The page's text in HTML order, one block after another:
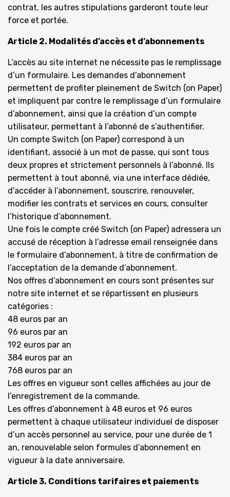
contrat, les autres stipulations garderont toute leur
force et portée.
Article 2. Modalités d’accès et d’abonnements
L’accès au site internet ne nécessite pas le remplissage
d’un formulaire. Les demandes d’abonnement
permettent de profiter pleinement de Switch (on Paper)
et impliquent par contre le remplissage d’un formulaire
d’abonnement, ainsi que la création d’un compte
utilisateur, permettant à l’abonné de s’authentifier.
Un compte Switch (on Paper) correspond à un
identifiant, associé à un mot de passe, qui sont tous
deux propres et strictement personnels à l’abonné. Ils
permettent à tout abonné, via une interface dédiée,
d’accéder à l’abonnement, souscrire, renouveler,
modifier les contrats et services en cours, consulter
l’historique d’abonnement.
Une fois le compte créé Switch (on Paper) adressera un
accusé de réception à l’adresse email renseignée dans
le formulaire d’abonnement, à titre de confirmation de
l’acceptation de la demande d’abonnement.
Nos offres d’abonnement en cours sont présentes sur
notre site internet et se répartissent en plusieurs
catégories :
48 euros par an
96 euros par an
192 euros par an
384 euros par an
768 euros par an
Les offres en vigueur sont celles affichées au jour de
l’enregistrement de la commande.
Les offres d’abonnement à 48 euros et 96 euros
permettent à chaque utilisateur individuel de disposer
d’un accès personnel au service, pour une durée de 1
an, renouvelable selon formules d’abonnement en
vigueur à la date anniversaire.
Article 3. Conditions tarifaires et paiements